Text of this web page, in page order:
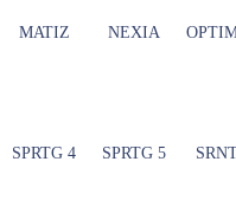
MATIZ NEXIA
SPRTG 4 SPRTG 5